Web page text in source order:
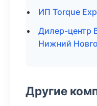
ИП Torque
Дилер-центр
Нижний
Другие